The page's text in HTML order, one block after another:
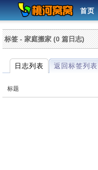
首页
标签 - 家庭搬家 (0 篇日志)
日志列表 返回标签列表
标题